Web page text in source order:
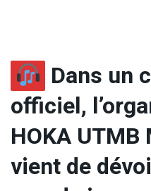
Dans un
officiel,
HOKA
vient de